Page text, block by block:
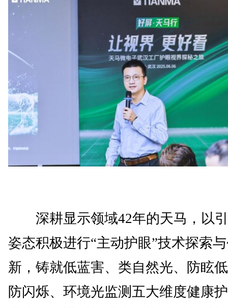
深耕显示领域42年的天马，以
姿态积极进行“主动护眼”技术探索
新，铸就低蓝害、类自然光、防眩
防闪烁、环境光监测五大维度健康